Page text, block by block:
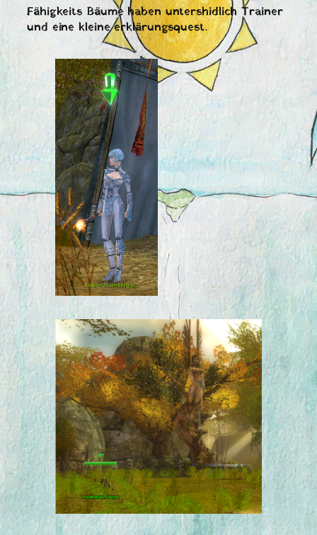
Fähigkeits Bäume haben untershidlich Trainer
und eine kleine erklärungsquest.